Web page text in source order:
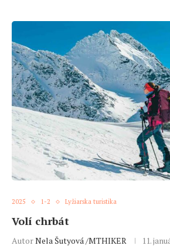
2025 1-2 Lyžiarska turistika
Volí chrbát
AutorNela Šutyová /MTHIKER 11.